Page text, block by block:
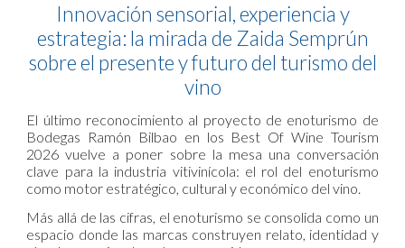
Innovación sensorial, experiencia y
estrategia: la mirada de Zaida Semprún
sobre el presente y futuro del turismo del
vino
El último reconocimiento al proyecto de enoturismo de
Bodegas Ramón Bilbao en los Best Of Wine Tourism
2026 vuelve a poner sobre la mesa una conversación
clave para la industria vitivinícola: el rol del enoturismo
como motor estratégico, cultural y económico del vino.
Más allá de las cifras, el enoturismo se consolida como un
espacio donde las marcas construyen relato, identidad y